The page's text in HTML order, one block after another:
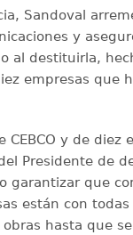
Sandoval
y
al destituirla,
empresas que
CEBCO y de diez
Presidente de
garantizar que
están con
hasta que